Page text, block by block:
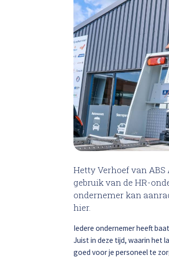
Krassen verwijderen
High Tech Schadeherstel
Lakschade herstellen
Steenslag herstellen
Hagelschade herstellen
Alle soorten Specialisme
Hetty Verhoef van
gebruik van de HR-
ondernemer kan
hier.
Iedere ondernemer heeft
Juist in deze tijd, waarin het
goed voor je personeel te